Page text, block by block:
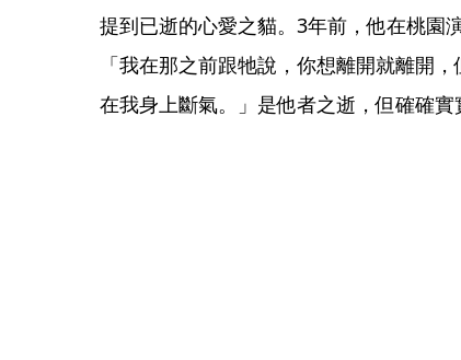
提到已逝的心愛之貓。3年前，他在桃園
「我在那之前跟牠說，你想離開就離開
在我身上斷氣。」是他者之逝，但確確實